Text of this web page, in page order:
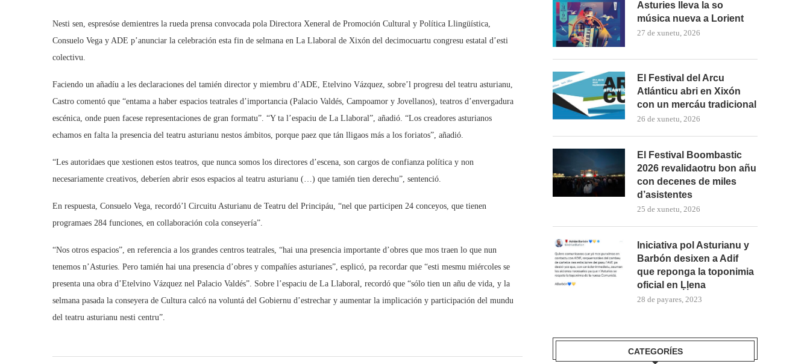
Nesti sen, espresóse demientres la rueda prensa convocada pola Directora Xeneral de Promoción Cultural y Política Llingüística,
Consuelo Vega y ADE p’anunciar la celebración esta fin de selmana en La Llaboral de Xixón del decimocuartu congresu estatal d’esti
colectivu.
Faciendo un añadíu a les declaraciones del tamién director y miembru d’ADE, Etelvino Vázquez, sobre’l progresu del teatru asturianu,
Castro comentó que “entama a haber espacios teatrales d’importancia (Palacio Valdés, Campoamor y Jovellanos), teatros d’envergadura
escénica, onde puen facese representaciones de gran formatu”. “Y ta l’espaciu de La Llaboral”, añadió. “Los creadores asturianos
echamos en falta la presencia del teatru asturianu nestos ámbitos, porque paez que tán lligaos más a los foriatos”, añadió.
“Les autoridaes que xestionen estos teatros, que nunca somos los directores d’escena, son cargos de confianza política y non
necesariamente creativos, deberíen abrir esos espacios al teatru asturianu (…) que tamién tien derechu”, sentenció.
En respuesta, Consuelo Vega, recordó’l Circuitu Asturianu de Teatru del Principáu, “nel que participen 24 conceyos, que tienen
programaes 284 funciones, en collaboración cola conseyería”.
“Nos otros espacios”, en referencia a los grandes centros teatrales, “hai una presencia importante d’obres que mos traen lo que nun
tenemos n’Asturies. Pero tamién hai una presencia d’obres y compañíes asturianes”, esplicó, pa recordar que “esti mesmu miércoles se
presenta una obra d’Etelvino Vázquez nel Palacio Valdés”. Sobre l’espaciu de La Llaboral, recordó que “sólo tien un añu de vida, y la
selmana pasada la conseyera de Cultura calcó na voluntá del Gobiernu d’estrechar y aumentar la implicación y participación del mundu
del teatru asturianu nesti centru”.
Asturies lleva la so
música nueva a Lorient
27 de xunetu, 2026
El Festival del Arcu
Atlánticu abri en Xixón
con un mercáu tradicional
26 de xunetu, 2026
El Festival Boombastic
2026 revalidaotru bon añu
con decenes de miles
d’asistentes
25 de xunetu, 2026
Iniciativa pol Asturianu y
Barbón desixen a Adif
que reponga la toponimia
oficial en Ḷḷena
28 de payares, 2023
CATEGORÍES